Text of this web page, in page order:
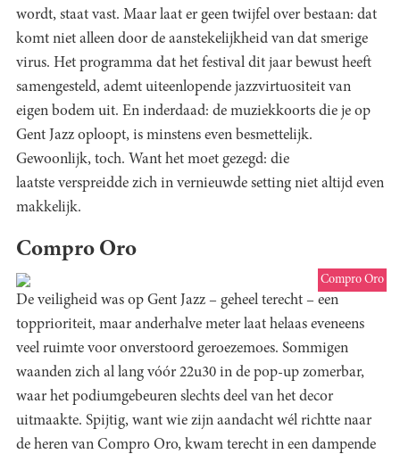
wordt, staat vast. Maar laat er geen twijfel over bestaan: dat
komt niet alleen door de aanstekelijkheid van dat smerige
virus. Het programma dat het festival dit jaar bewust heeft
samengesteld, ademt uiteenlopende jazzvirtuositeit van
eigen bodem uit. En inderdaad: de muziekkoorts die je op
Gent Jazz oploopt, is minstens even besmettelijk.
Gewoonlijk, toch. Want het moet gezegd: die
laatste verspreidde zich in vernieuwde setting niet altijd even
makkelijk.
Compro Oro
Compro Oro
De veiligheid was op Gent Jazz – geheel terecht – een
topprioriteit, maar anderhalve meter laat helaas eveneens
veel ruimte voor onverstoord geroezemoes. Sommigen
waanden zich al lang vóór 22u30 in de pop-up zomerbar,
waar het podiumgebeuren slechts deel van het decor
uitmaakte. Spijtig, want wie zijn aandacht wél richtte naar
de heren van Compro Oro, kwam terecht in een dampende